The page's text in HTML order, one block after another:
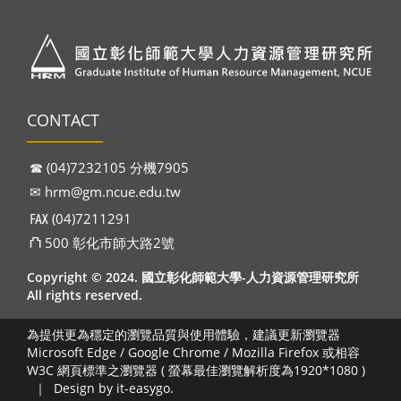
CONTACT
☎︎ (04)7232105 分機7905
✉︎ hrm@gm.ncue.edu.tw
℻ (04)7211291
⛫ 500 彰化市師大路2號
Copyright © 2024. 國立彰化師範大學-人力資源管理研究所
All rights reserved.
為提供更為穩定的瀏覽品質與使用體驗，建議更新瀏覽器
Microsoft Edge / Google Chrome / Mozilla Firefox 或相容
W3C 網頁標準之瀏覽器 ( 螢幕最佳瀏覽解析度為1920*1080 )
｜
Design by it-easygo.